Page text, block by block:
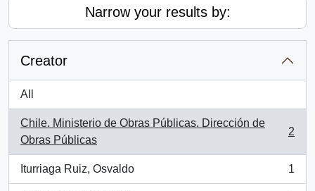
Narrow your results by:
Creator
All
Chile. Ministerio de Obras Públicas. Dirección de
Obras Públicas
, 2 results
2
Iturriaga Ruiz, Osvaldo
, 1 results
1